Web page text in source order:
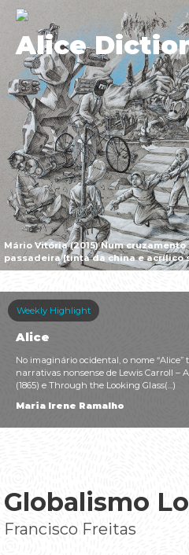
Mário Vitória (2015) Num
passadeira [tinta da china e acrílico
Alice
Weekly Highlight
Alice
No imaginário ocidental, o nome
narrativas nonsense de Lewis Carroll –
(1865) e Through the Looking Glass(...)
Maria Irene Ramalho
Globalismo
Francisco Freitas